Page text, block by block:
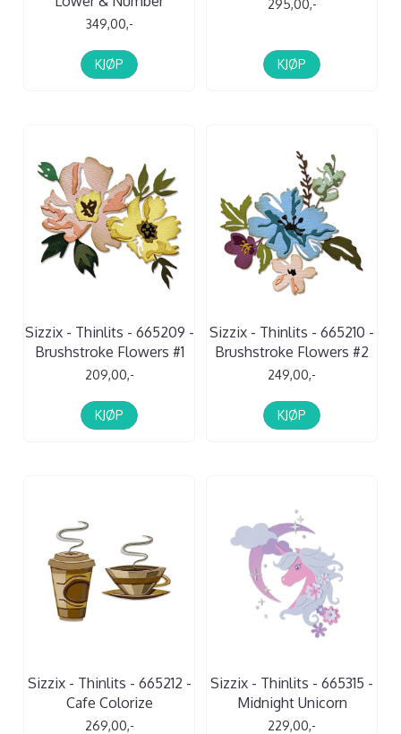
349,00,-
KJØP
295,00,-
KJØP
Sizzix - Thinlits - 665209 -
Brushstroke Flowers #1
209,00,-
KJØP
Sizzix - Thinlits - 665210 -
Brushstroke Flowers #2
249,00,-
KJØP
Sizzix - Thinlits - 665212 -
Cafe Colorize
269,00,-
Sizzix - Thinlits - 665315 -
Midnight Unicorn
229,00,-